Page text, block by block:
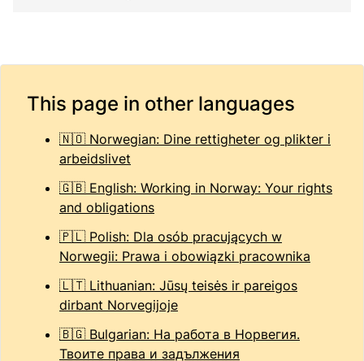
This page in other languages
🇳🇴 Norwegian: Dine rettigheter og plikter i
arbeidslivet
🇬🇧 English: Working in Norway: Your rights
and obligations
🇵🇱 Polish: Dla osób pracujących w
Norwegii: Prawa i obowiązki pracownika
🇱🇹 Lithuanian: Jūsų teisės ir pareigos
dirbant Norvegijoje
🇧🇬 Bulgarian: На работа в Норвегия.
Твоите права и задължения